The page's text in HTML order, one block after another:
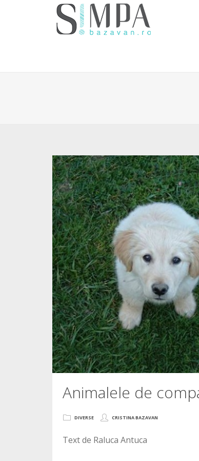
Animalele de
DIVERSE CRISTINA BAZAVAN
Text de Raluca Antuca